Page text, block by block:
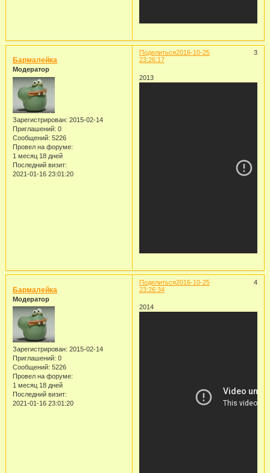
Поделиться 3
2016-10-25
23:26:17
Бармалейка
Модератор
Зарегистрирован: 2015-02-14
Приглашений: 0
Сообщений: 5226
Провел на форуме:
1 месяц 18 дней
Последний визит:
2021-01-16 23:01:20
2013
Поделиться 4
2016-10-25
23:26:34
Бармалейка
Модератор
Зарегистрирован: 2015-02-14
Приглашений: 0
Сообщений: 5226
Провел на форуме:
1 месяц 18 дней
Последний визит:
2021-01-16 23:01:20
2014